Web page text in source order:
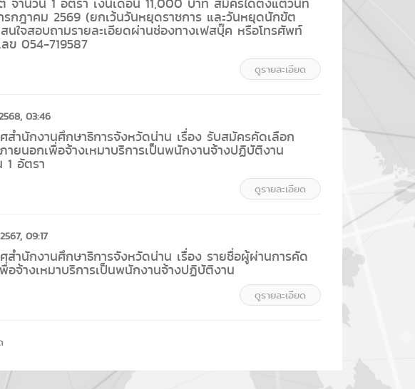
รกฎาคม 2569 (ยกเว้นวันหยุดราชการ และวันหยุดนักขัต
นใจสอบถามรายละเอียดผ่านช่องทางเฟสบุ๊ค หรือโทรศัพท์
ข 054-719587
ดูรายละเอียด
03:46
ศสำนักงานศึกษาธิการจังหวัดน่าน เรื่อง รับสมัครคัดเลือก
ายนอกเพื่อจ้างเหมาบริการเป็นพนักงานจ้างปฏิบัติงาน
1 อัตรา
ดูรายละเอียด
09:17
ศสำนักงานศึกษาธิการจังหวัดน่าน เรื่อง รายชื่อผู้ผ่านการคัด
อจ้างเหมาบริการเป็นพนักงานจ้างปฏิบัติงาน
ดูรายละเอียด